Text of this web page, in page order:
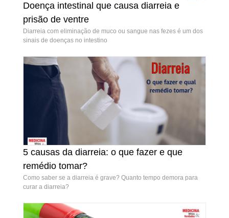
Doença intestinal que causa diarreia e prisão
de ventre
Doença intestinal que causa diarreia e
prisão de ventre
Diarreia com eliminação de muco ou sangue nas fezes é um dos
sinais de doenças no intestino
5 causas da diarreia: o que fazer e que remédio
tomar?
5 causas da diarreia: o que fazer e que
remédio tomar?
Como saber se a diarreia é grave? Quanto tempo demora para
curar a diarreia?